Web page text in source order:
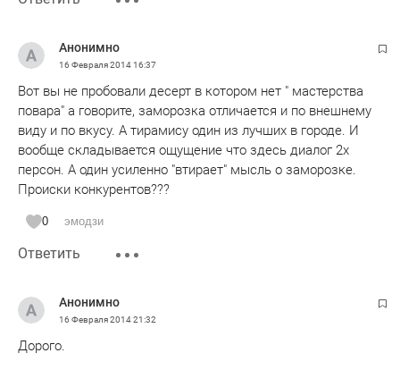
Анонимно
16 Февраля 201416:37
Вот вы не пробовали десерт в котором нет " мастерства
повара" а говорите, заморозка отличается и по внешнему
виду и по вкусу. А тирамису один из лучших в городе. И
вообще складывается ощущение что здесь диалог 2х
персон. А один усиленно "втирает" мысль о заморозке.
Происки конкурентов???
0 эмодзи
Ответить
Анонимно
16 Февраля 201421:32
Дорого.